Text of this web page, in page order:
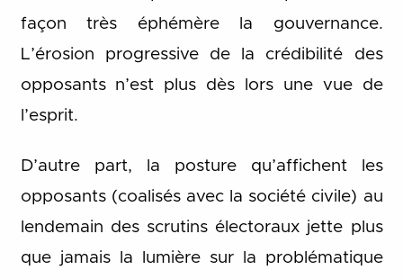
façon très éphémère la gouvernance.
L’érosion progressive de la crédibilité des
opposants n’est plus dès lors une vue de
l’esprit.
D’autre part, la posture qu’affichent les
opposants (coalisés avec la société civile) au
lendemain des scrutins électoraux jette plus
que jamais la lumière sur la problématique